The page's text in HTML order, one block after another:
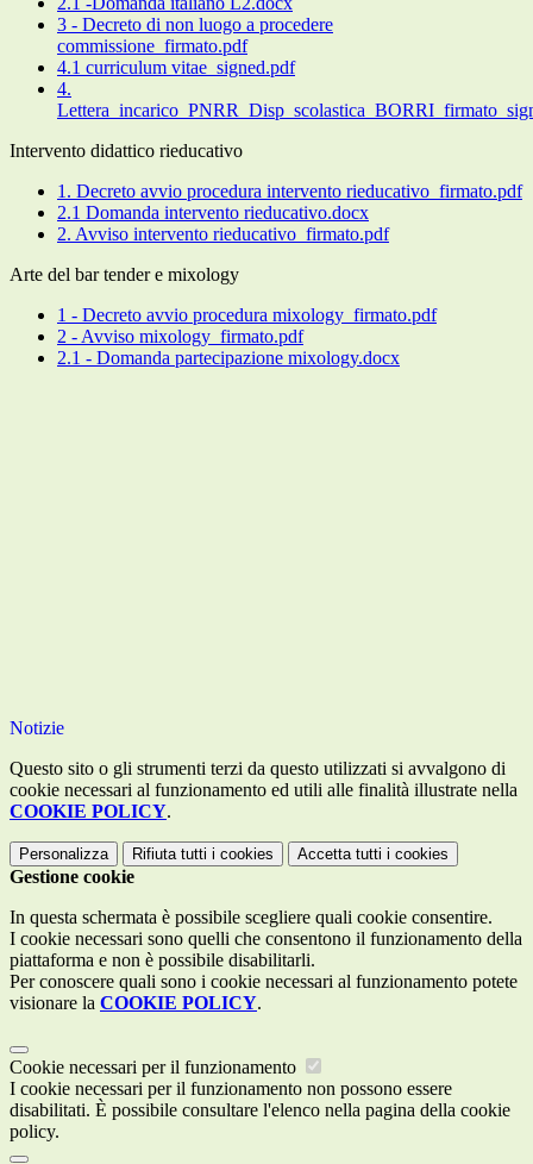
3 - Decreto di non luogo a procedere
commissione_firmato.pdf
4.1 curriculum vitae_signed.pdf
4.
Intervento didattico rieducativo
1. Decreto avvio procedura intervento rieducativo_firmato.pdf
2.1 Domanda intervento rieducativo.docx
2. Avviso intervento rieducativo_firmato.pdf
Arte del bar tender e mixology
1 - Decreto avvio procedura mixology_firmato.pdf
2 - Avviso mixology_firmato.pdf
2.1 - Domanda partecipazione mixology.docx
Notizie
Questo sito o gli strumenti terzi da questo utilizzati si avvalgono di
cookie necessari al funzionamento ed utili alle finalità illustrate nella
COOKIE POLICY.
Personalizza Rifiuta tutti i cookies Accetta tutti i cookies
Gestione cookie
In questa schermata è possibile scegliere quali cookie consentire.
I cookie necessari sono quelli che consentono il funzionamento della
piattaforma e non è possibile disabilitarli.
Per conoscere quali sono i cookie necessari al funzionamento potete
visionare la COOKIE POLICY.
Cookie necessari per il funzionamento
I cookie necessari per il funzionamento non possono essere
disabilitati. È possibile consultare l'elenco nella pagina della cookie
policy.